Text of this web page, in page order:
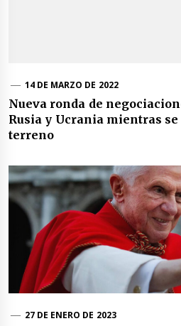
14 DE MARZO DE 2022
Nueva ronda de
Rusia y Ucrania mientras
terreno
27 DE ENERO DE 2023